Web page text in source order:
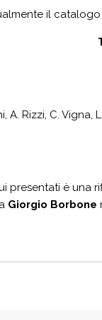
il
A. Rizzi, C. Vigna,
presentati è una
Giorgio Borbone